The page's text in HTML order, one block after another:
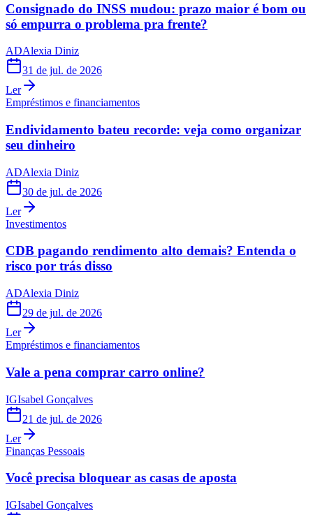
Consignado do INSS mudou: prazo maior é bom ou
só empurra o problema pra frente?
ADAlexia Diniz
31 de jul. de 2026
Ler
Empréstimos e financiamentos
Endividamento bateu recorde: veja como organizar
seu dinheiro
ADAlexia Diniz
30 de jul. de 2026
Ler
Investimentos
CDB pagando rendimento alto demais? Entenda o
risco por trás disso
ADAlexia Diniz
29 de jul. de 2026
Ler
Empréstimos e financiamentos
Vale a pena comprar carro online?
IGIsabel Gonçalves
21 de jul. de 2026
Ler
Finanças Pessoais
Você precisa bloquear as casas de aposta
IGIsabel Gonçalves